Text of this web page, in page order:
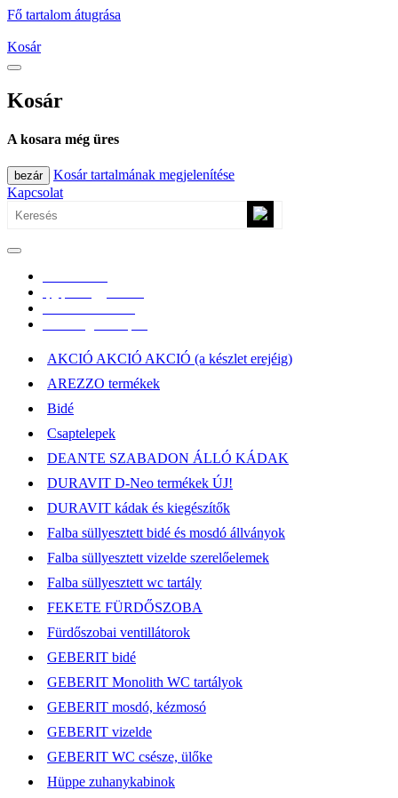
Fő tartalom átugrása
Kosár
Kosár
A kosara még üres
bezár
Kosár tartalmának megjelenítése
Kapcsolat
AKCIÓ AKCIÓ AKCIÓ (a készlet erejéig)
AREZZO termékek
Bidé
Csaptelepek
DEANTE SZABADON ÁLLÓ KÁDAK
DURAVIT D-Neo termékek ÚJ!
DURAVIT kádak és kiegészítők
Falba süllyesztett bidé és mosdó állványok
Falba süllyesztett vizelde szerelőelemek
Falba süllyesztett wc tartály
FEKETE FÜRDŐSZOBA
Fürdőszobai ventillátorok
GEBERIT bidé
GEBERIT Monolith WC tartályok
GEBERIT mosdó, kézmosó
GEBERIT vizelde
GEBERIT WC csésze, ülőke
Hüppe zuhanykabinok